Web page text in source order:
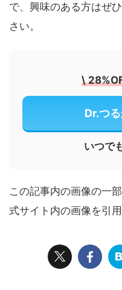
で、興味のある方はぜ
さい。
\
Dr.つ
いつで
この記事内の画像の一
式サイト内の画像を引用